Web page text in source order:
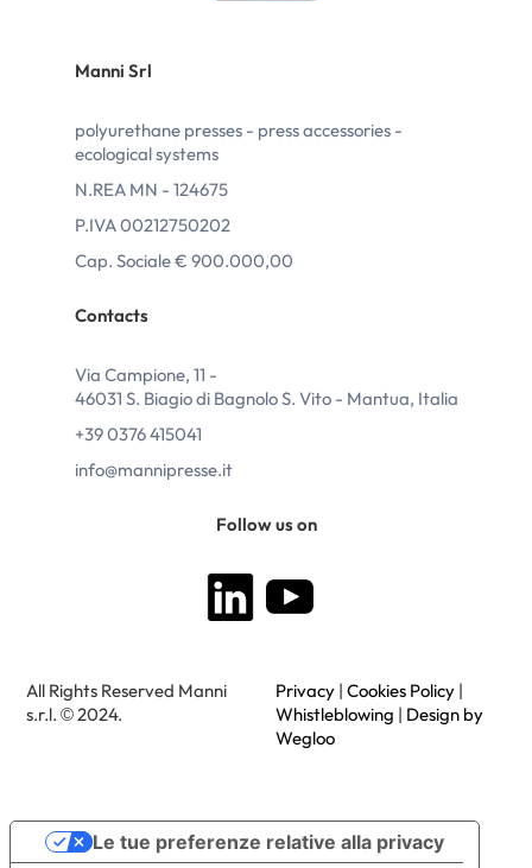
Manni Srl
polyurethane presses - press accessories -
ecological systems
N.REA MN - 124675
P.IVA 00212750202
Cap. Sociale € 900.000,00
Contacts
Via Campione, 11 -
46031 S. Biagio di Bagnolo S. Vito - Mantua, Italia
+39 0376 415041
info@mannipresse.it
Follow us on
All Rights Reserved Manni
s.r.l. © 2024.
Privacy Cookies Policy
Whistleblowing
Design by
Wegloo
Le tue preferenze relative alla privacy